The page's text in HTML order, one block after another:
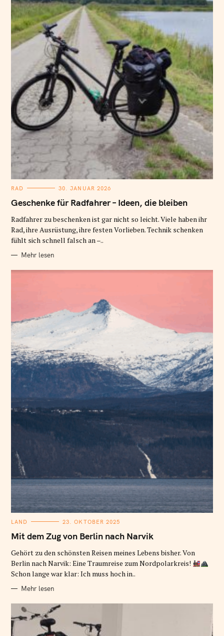
K
T
E
O
R
I
N
RAD 30. JANUAR 2026
Geschenke für Radfahrer – Ideen, die bleiben
Radfahrer zu beschenken ist gar nicht so leicht. Viele haben ihr
Rad, ihre Ausrüstung, ihre festen Vorlieben. Technik schenken
fühlt sich schnell falsch an –..
Mehr lesen
K
T
E
O
R
I
N
LAND 23. OKTOBER 2025
Mit dem Zug von Berlin nach Narvik
Gehört zu den schönsten Reisen meines Lebens bisher. Von
Berlin nach Narvik: Eine Traumreise zum Nordpolarkreis!
Schon lange war klar: Ich muss hoch in..
Mehr lesen